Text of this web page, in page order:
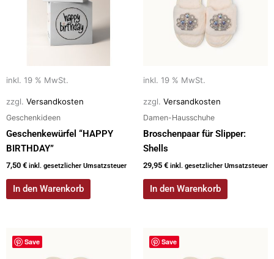
inkl. 19 % MwSt.
zzgl. Versandkosten
Geschenkideen
Geschenkewürfel “HAPPY
BIRTHDAY”
7,50 € inkl. gesetzlicher Umsatzsteuer
In den Warenkorb
inkl. 19 % MwSt.
zzgl. Versandkosten
Damen-Hausschuhe
Broschenpaar für Slipper:
Shells
29,95 € inkl. gesetzlicher Umsatzsteuer
In den Warenkorb
Save Save